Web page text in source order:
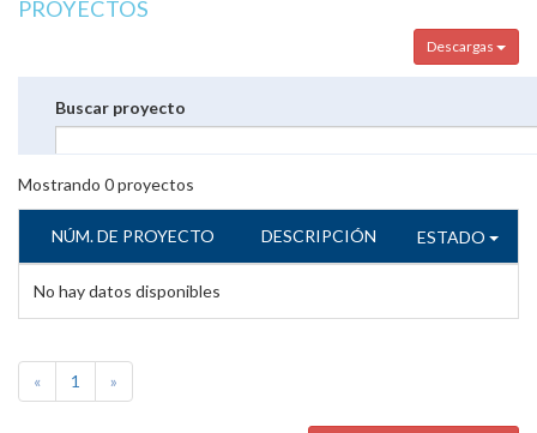
PROYECTOS
Descargas
Buscar proyecto
Mostrando 0proyectos
NÚM. DE PROYECTO DESCRIPCIÓN ESTADO
No hay datos disponibles
« 1 »